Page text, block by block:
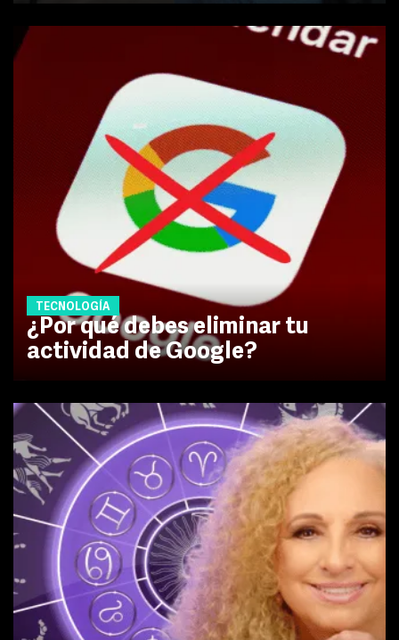
TECNOLOGÍA
¿Por qué debes eliminar tu
actividad de Google?